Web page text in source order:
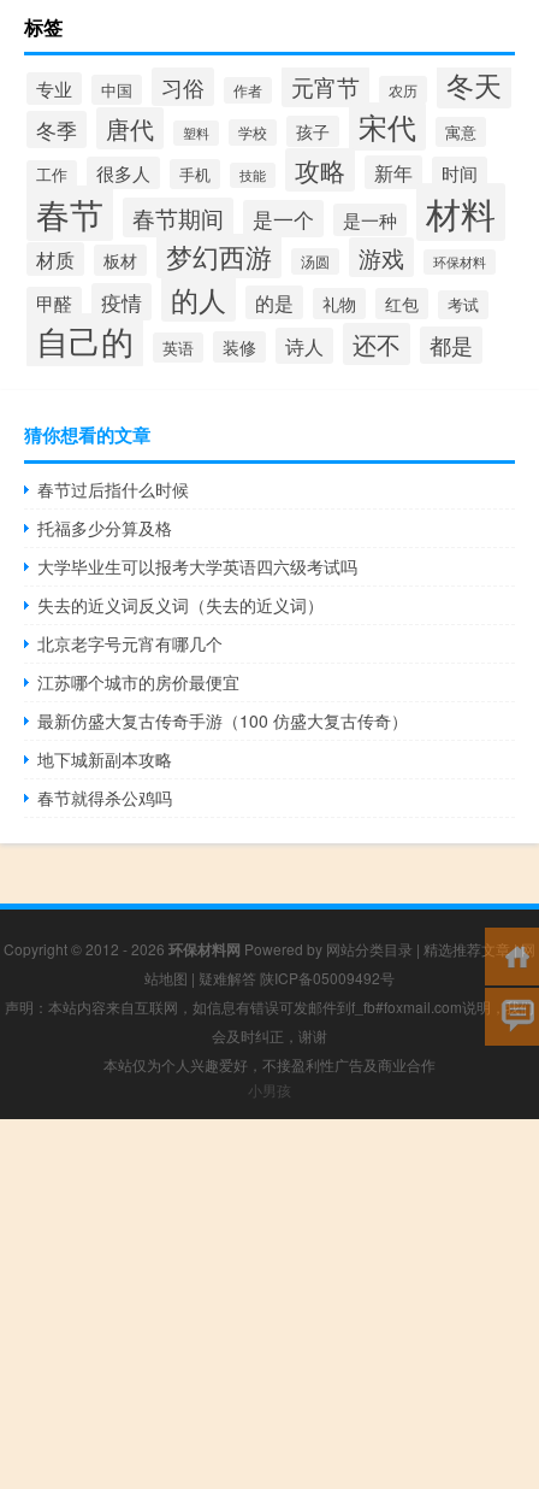
标签
专业 中国 习俗 作者 元宵节 农历 冬天
冬季 唐代 塑料 学校 孩子 宋代 寓意
工作 很多人 手机 技能 攻略 新年 时间
春节 春节期间 是一个 是一种 材料
材质 板材 梦幻西游 汤圆 游戏 环保材料
甲醛 疫情 的人 的是 礼物 红包 考试
自己的 英语 装修 诗人 还不 都是
猜你想看的文章
春节过后指什么时候
托福多少分算及格
大学毕业生可以报考大学英语四六级考试吗
失去的近义词反义词（失去的近义词）
北京老字号元宵有哪几个
江苏哪个城市的房价最便宜
最新仿盛大复古传奇手游（100 仿盛大复古传奇）
地下城新副本攻略
春节就得杀公鸡吗
Copyright © 2012 - 2026 环保材料网 Powered by 网站分类目录 | 精选推荐文章|网
站地图 | 疑难解答 陕ICP备05009492号
声明：本站内容来自互联网，如信息有错误可发邮件到f_fb#foxmail.com说明，我们
会及时纠正，谢谢
本站仅为个人兴趣爱好，不接盈利性广告及商业合作
小男孩